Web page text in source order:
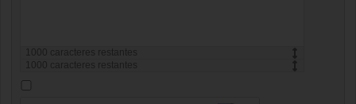
1000
caracteres restantes
1000
caracteres restantes